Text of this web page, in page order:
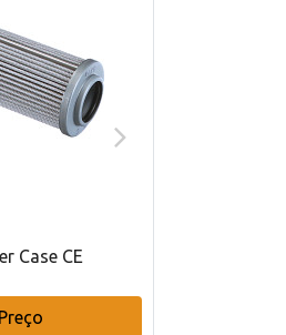
Case CE